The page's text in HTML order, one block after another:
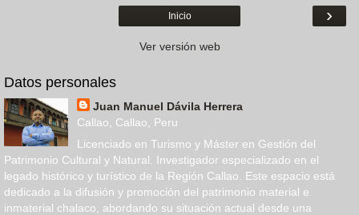
›
Inicio
Ver versión web
Datos personales
Juan Manuel Dávila Herrera
Callao, Callao, Peru
Licenciado en Turismo y Máster en Gestión del
Patrimonio Cultural y Natural. Investigador especializado en el
legado histórico y turístico de la Región Callao. Este espacio está
dedicado a la difusión y promoción del patrimonio material e
inmaterial chalaco, abordando su situación actual desde una